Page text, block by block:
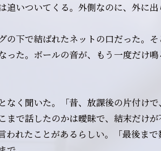
追いついてくる。外側なのに、外に出
の下で結ばれたネットの口だった。
った。ボールの音が、もう一度だけ鳴
なく聞いた。「昔、放課後の片付け
まで話したのかは曖昧で、結末だけ
われたことがあるらしい。「最後まで